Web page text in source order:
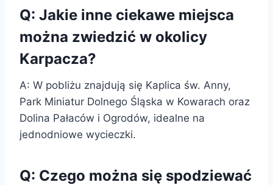
Q: Jakie inne ciekawe miejsca
można zwiedzić w okolicy
Karpacza?
A: W pobliżu znajdują się Kaplica św. Anny,
Park Miniatur Dolnego Śląska w Kowarach oraz
Dolina Pałaców i Ogrodów, idealne na
jednodniowe wycieczki.
Q: Czego można się spodziewać